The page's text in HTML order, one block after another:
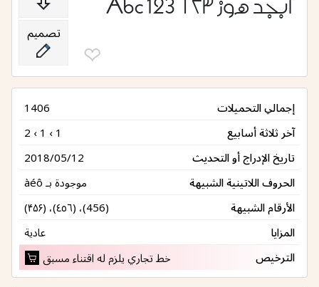
أبجد هوز ١٢٣ 123 Abc
❤︎
تصميم
إجمالي التحميلات
1406
آخر ثلاثة أسابيع
2 ‹ 1 ‹ 1
تاريخ الإدراج أو التحديث
2018/05/12
الحروف اللاتينية الشبيهة
موجودة بـ àéô
الأرقام الشبيهة
(۴۵۶) ،(٤٥٦) ،(456)
المزايا
عادية
الترخيص
خط تجاري يلزم له اقتناء مسبق